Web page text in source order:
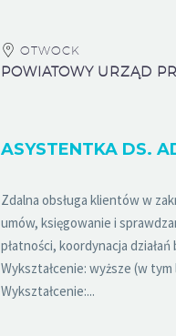
OTWOCK
Zdalna obsługa klientów w
umów, księgowanie i
płatności, koordynacja
Wykształcenie: wyższe (w
Wykształcenie:...